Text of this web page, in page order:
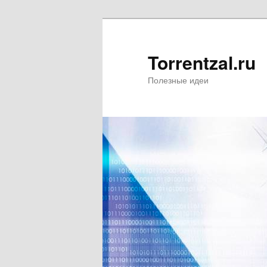
Torrentzal.ru
Полезные идеи